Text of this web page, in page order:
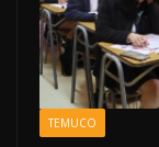
TEMUCO